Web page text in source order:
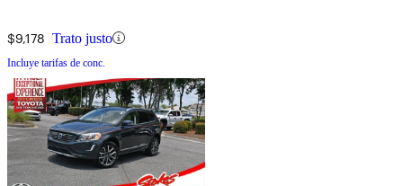
$9,178 Trato justo
Incluye tarifas de conc.